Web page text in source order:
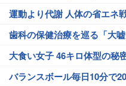
運動より代謝 人体の省エネ
歯科の保健治療を巡る「大嘘
大食い女子 46キロ体型の秘
バランスボール毎日10分で